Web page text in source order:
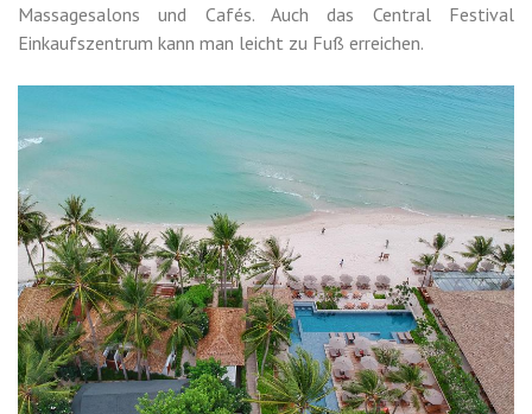
Massagesalons und Cafés. Auch das Central Festival
Einkaufszentrum kann man leicht zu Fuß erreichen.